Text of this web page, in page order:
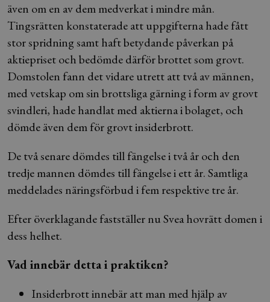
även om en av dem medverkat i mindre mån.
Tingsrätten konstaterade att uppgifterna hade fått
stor spridning samt haft betydande påverkan på
aktiepriset och bedömde därför brottet som grovt.
Domstolen fann det vidare utrett att två av männen,
med vetskap om sin brottsliga gärning i form av grovt
svindleri, hade handlat med aktierna i bolaget, och
dömde även dem för grovt insiderbrott.
De två senare dömdes till fängelse i två år och den
tredje mannen dömdes till fängelse i ett år. Samtliga
meddelades näringsförbud i fem respektive tre år.
Efter överklagande fastställer nu Svea hovrätt domen i
dess helhet.
Vad innebär detta i praktiken?
Insiderbrott innebär att man med hjälp av